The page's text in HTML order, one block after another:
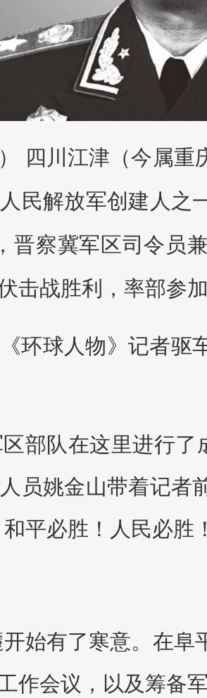
四川江津（今属重
民解放军创建人
晋察冀军区司令员
击战胜利，率部参加
环球人物》记者
部队在这里进行了
员姚金山带着记
平必胜！人民必胜
始有了寒意。在
会议，以及筹备